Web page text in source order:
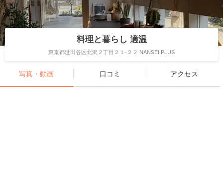
料理と暮らし 適温
東京都世田谷区北沢２丁目２１-２２ NANSEI PLUS
写真・動画 口コミ アクセス